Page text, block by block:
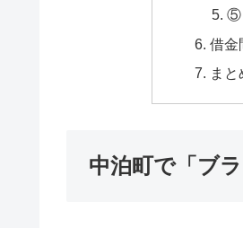
⑤
借金
ま
中泊町で「ブ